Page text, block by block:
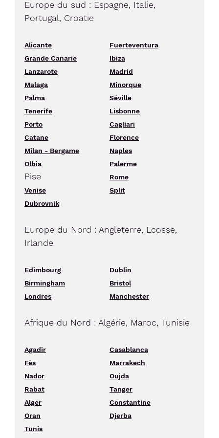
Europe du sud : Espagne, Italie,
Portugal, Croatie
Alicante
Fuerteventura
Grande Canarie
Ibiza
Lanzarote
Madrid
Malaga
Minorque
Palma
Séville
Tenerife
Lisbonne
Porto
Cagliari
Catane
Florence
Milan - Bergame
Naples
Olbia
Palerme
Pise
Rome
Venise
Split
Dubrovnik
Europe du Nord : Angleterre, Ecosse,
Irlande
Edimbourg
Dublin
Birmingham
Bristol
Londres
Manchester
Afrique du Nord : Algérie, Maroc, Tunisie
Agadir
Casablanca
Fès
Marrakech
Nador
Oujda
Rabat
Tanger
Alger
Constantine
Oran
Djerba
Tunis